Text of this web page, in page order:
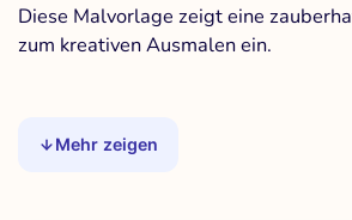
Diese Malvorlage zeigt eine
zum kreativen Ausmalen ein.
Mehr zeigen